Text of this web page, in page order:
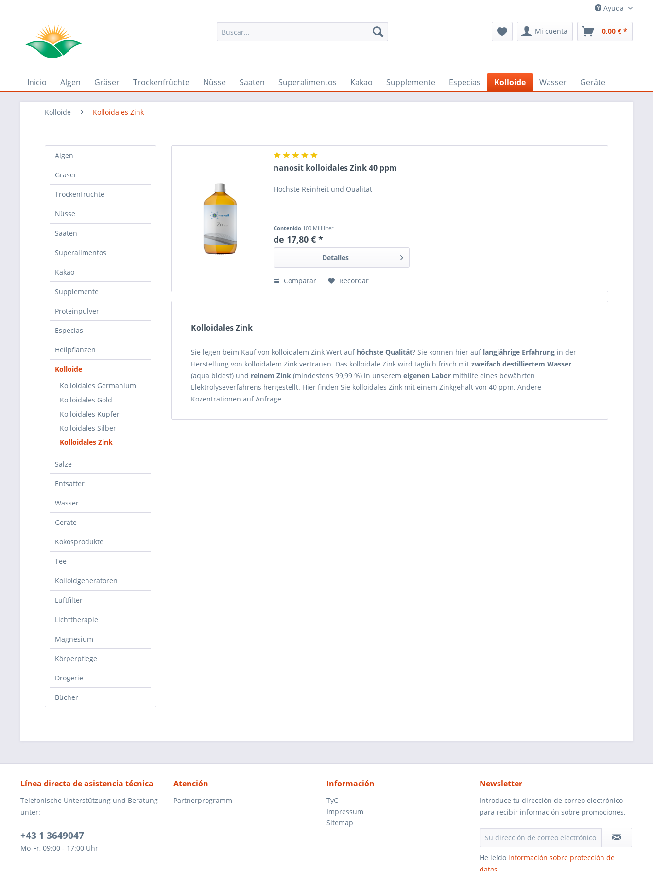
Ayuda
Mi cuenta 0,00 € *
Inicio Algen Gräser Trockenfrüchte Nüsse Saaten Superalimentos Kakao Supplemente Especias Kolloide Wasser Geräte
Kolloide Kolloidales Zink
Algen
Gräser
Trockenfrüchte
Nüsse
Saaten
Superalimentos
Kakao
Supplemente
Proteinpulver
Especias
Heilpflanzen
Kolloide
Kolloidales Germanium
Kolloidales Gold
Kolloidales Kupfer
Kolloidales Silber
Kolloidales Zink
Salze
Entsafter
Wasser
Geräte
Kokosprodukte
Tee
Kolloidgeneratoren
Luftfilter
Lichttherapie
Magnesium
Körperpflege
Drogerie
Bücher
nanosit kolloidales Zink 40 ppm
Höchste Reinheit und Qualität
Contenido 100 Milliliter
de 17,80 € *
Detalles
Comparar Recordar
Kolloidales Zink
Sie legen beim Kauf von kolloidalem Zink Wert auf höchste Qualität? Sie können hier auf langjährige Erfahrung in der
Herstellung von kolloidalem Zink vertrauen. Das kolloidale Zink wird täglich frisch mit zweifach destilliertem Wasser
(aqua bidest) und reinem Zink (mindestens 99,99 %) in unserem eigenen Labor mithilfe eines bewährten
Elektrolyseverfahrens hergestellt. Hier finden Sie kolloidales Zink mit einem Zinkgehalt von 40 ppm. Andere
Kozentrationen auf Anfrage.
Línea directa de asistencia técnica
Telefonische Unterstützung und Beratung
unter:
+43 1 3649047
Mo-Fr, 09:00 - 17:00 Uhr
Atención
Partnerprogramm
Información
TyC
Impressum
Sitemap
Newsletter
Introduce tu dirección de correo electrónico
para recibir información sobre promociones.
He leído información sobre protección de